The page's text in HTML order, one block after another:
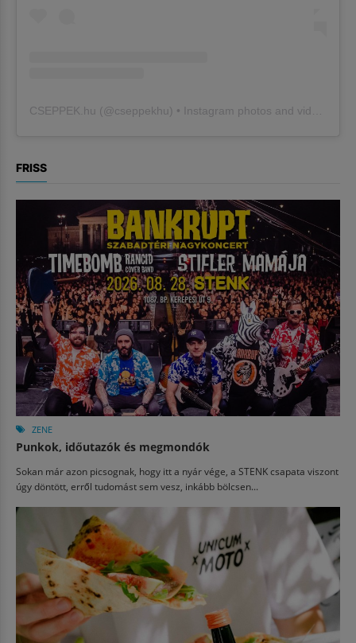
CSEPPEK.hu (@cseppekhu ) • Instagram photos and videos
FRISS
ZENE
Punkok, időutazók és megmondók
Sokan már azon picsognak, hogy itt a nyár vége, a STENK csapata viszont
úgy döntött, erről tudomást sem vesz, inkább bölcsen...